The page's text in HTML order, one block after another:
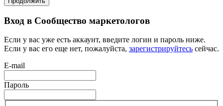
Вход в Сообщество маркетологов
Если у вас уже есть аккаунт, введите логин и пароль ниже.
Если у вас его еще нет, пожалуйста, зарегистрируйтесь сейчас.
E-mail
Пароль